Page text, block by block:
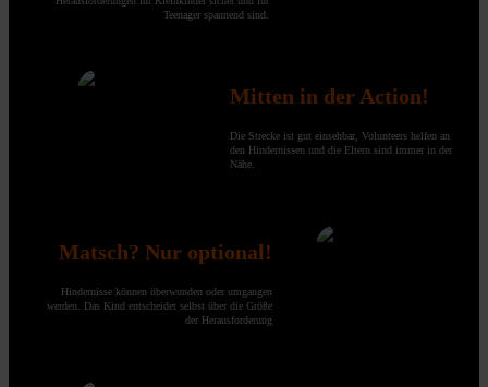
Teenager spannend sind.
Mitten in der Action!
Die Strecke ist gut einsehbar, Volunteers helfen an
den Hindernissen und die Eltern sind immer in der
Nähe.
Matsch? Nur optional!
Hindernisse können überwunden oder umgangen
werden. Das Kind entscheidet selbst über die Größe
der Herausforderung